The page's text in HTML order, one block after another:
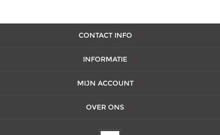
CONTACT INFO
INFORMATIE
MIJN ACCOUNT
OVER ONS